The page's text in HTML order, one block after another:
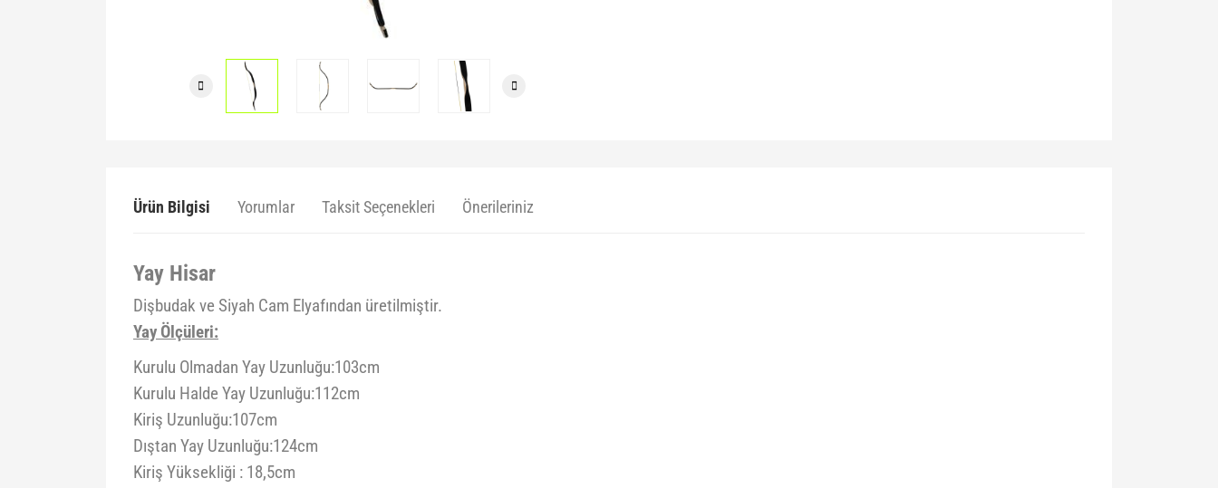
Ürün Bilgisi Yorumlar Taksit Seçenekleri Önerileriniz
Yay Hisar
Dişbudak ve Siyah Cam Elyafından üretilmiştir.
Yay Ölçüleri:
Kurulu Olmadan Yay Uzunluğu:103cm
Kurulu Halde Yay Uzunluğu:112cm
Kiriş Uzunluğu:107cm
Dıştan Yay Uzunluğu:124cm
Kiriş Yüksekliği : 18,5cm